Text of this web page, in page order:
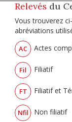
Relevés du
Vous trouverez
abréviations
AC Actes
Fil Filiatif
FT Filiatif et
Nfil Non filiatif